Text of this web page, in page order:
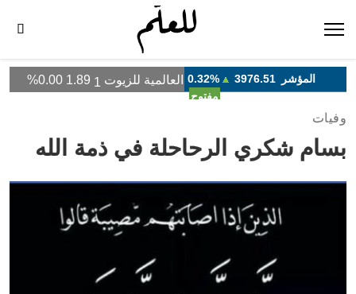
وفيات
بسام شكري الرحاحلة في ذمة الله